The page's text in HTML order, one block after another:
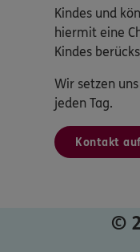
Kindes und
hiermit eine
Kindes
Wir setzen
jeden Tag.
Kontakt
©